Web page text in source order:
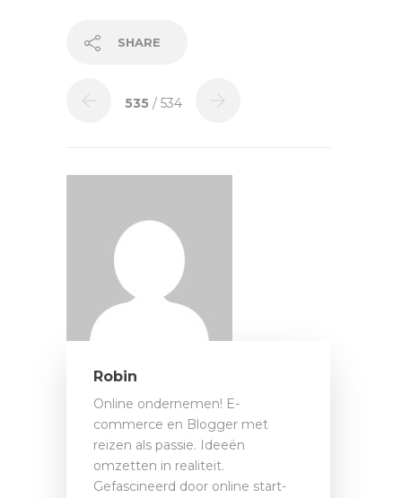
SHARE
535 / 534
Robin
Online ondernemen! E-
commerce en Blogger met
reizen als passie. Ideeën
omzetten in realiteit.
Gefascineerd door online start-